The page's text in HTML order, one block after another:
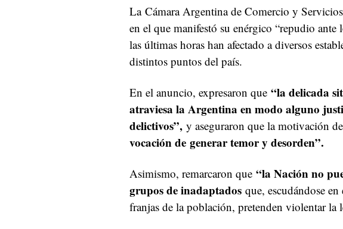
La Cámara Argentina de Comercio y
en el que manifestó su enérgico “repudio ante
las últimas horas han afectado a diversos
distintos puntos del país.
En el anuncio, expresaron que “la delicada
atraviesa la Argentina en modo alguno
delictivos”, y aseguraron que la motivación
vocación de generar temor y desorden”.
Asimismo, remarcaron que “la Nación no
grupos de inadaptados que, escudándose
franjas de la población, pretenden violentar la